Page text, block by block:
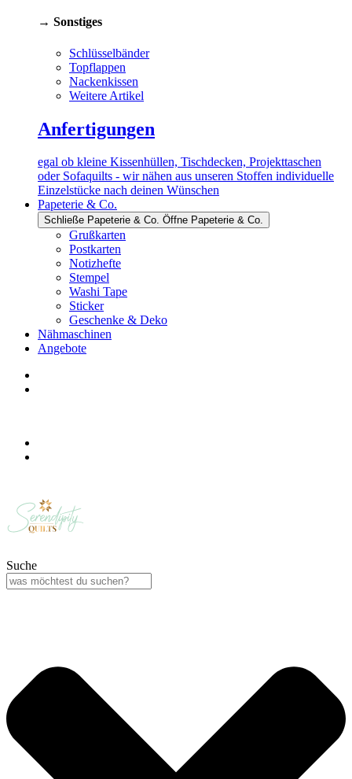
→ Sonstiges
Schlüsselbänder
Topflappen
Nackenkissen
Weitere Artikel
Anfertigungen
egal ob kleine Kissenhüllen, Tischdecken, Projekttaschen
oder Sofaquilts - wir nähen aus unseren Stoffen individuelle
Einzelstücke nach deinen Wünschen
Papeterie & Co.
Schließe Papeterie & Co. Öffne Papeterie & Co.
Grußkarten
Postkarten
Notizhefte
Stempel
Washi Tape
Sticker
Geschenke & Deko
Nähmaschinen
Angebote
Suche